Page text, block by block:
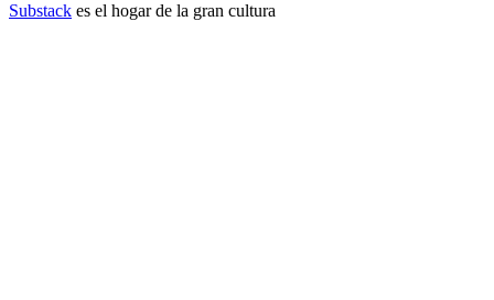
Substack es el hogar de la gran cultura